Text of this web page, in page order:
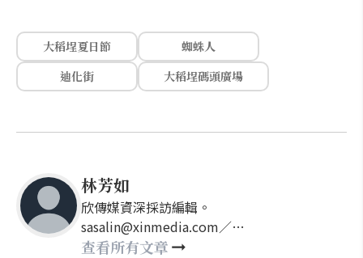
大稻埕夏日節
蜘蛛人
迪化街
大稻埕碼頭廣場
林芳如
欣傳媒資深採訪編輯。
sasalin@xinmedia.com／
happy21917@gmail.com
查看所有文章